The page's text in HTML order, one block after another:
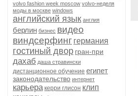
volvo fashion week moscow volvo-неделя
моды в москве windows
английский язык англия
берлин бизнес видео
виндсерфинг германия
гостиный двор гран-при
дахаб даша стравински
дистанционное обучение египет
законодательство интернет
карьера керри глисон клип